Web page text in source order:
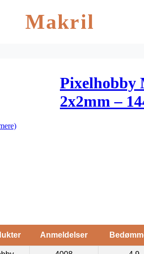
Makril
Pixelhobby
2x2mm –
Anmeldelser